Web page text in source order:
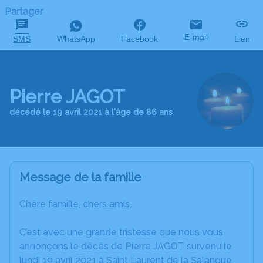
Partager
SMS WhatsApp Facebook E-mail Lien
Pierre JAGOT
décédé le 19 avril 2021 à l'âge de 86 ans
Message de la famille
Chère famille, chers amis,
C’est avec une grande tristesse que nous vous
annonçons le décès de Pierre JAGOT survenu le
lundi 19 avril 2021 à Saint Laurent de la Salanque.